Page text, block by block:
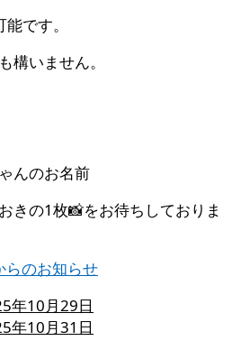
です。
構いません。
んのお名前
きの1枚📸をお待ちしておりま
らのお知らせ
年10月29日
年10月31日